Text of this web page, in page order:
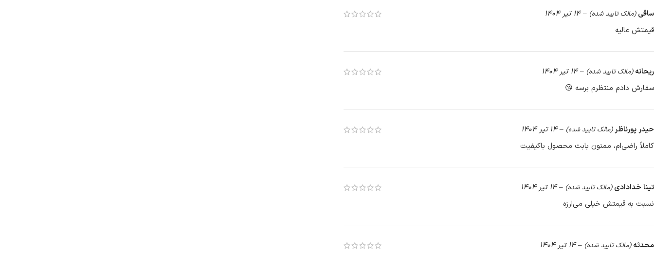
ساقی(مالک تایید شده) – 14 تیر 1404
قیمتش عالیه
ریحانه(مالک تایید شده) – 14 تیر 1404
سفارش دادم منتظرم برسه 😘
حیدر پورناظر(مالک تایید شده) – 14 تیر 1404
کاملاً راضی‌ام، ممنون بابت محصول باکیفیت
تینا خدادادی(مالک تایید شده) – 14 تیر 1404
نسبت به قیمتش خیلی می‌ارزه
محدثه(مالک تایید شده) – 14 تیر 1404